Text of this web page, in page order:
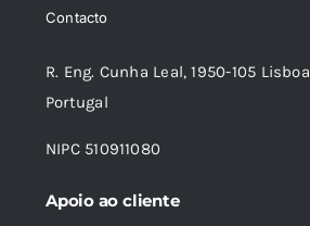
Contacto
R. Eng. Cunha Leal, 1950-105 Lisboa
Portugal
NIPC 510911080
Apoio ao cliente